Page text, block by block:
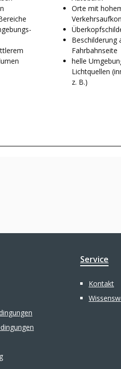
Orte mit
Beschilderung
Fahrbahnseite
helle
Lichtquellen
z. B.)
Service
Kontakt